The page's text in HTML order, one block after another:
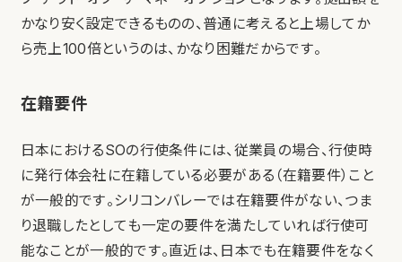
かなり安く設定できるものの、普通に考えると上場してか
ら売上100倍というのは、かなり困難だからです。
在籍要件
日本におけるSOの行使条件には、従業員の場合、行使時
に発行体会社に在籍している必要がある（在籍要件）こと
が一般的です。シリコンバレーでは在籍要件がない、つま
り退職したとしても一定の要件を満たしていれば行使可
能なことが一般的です。直近は、日本でも在籍要件をなく